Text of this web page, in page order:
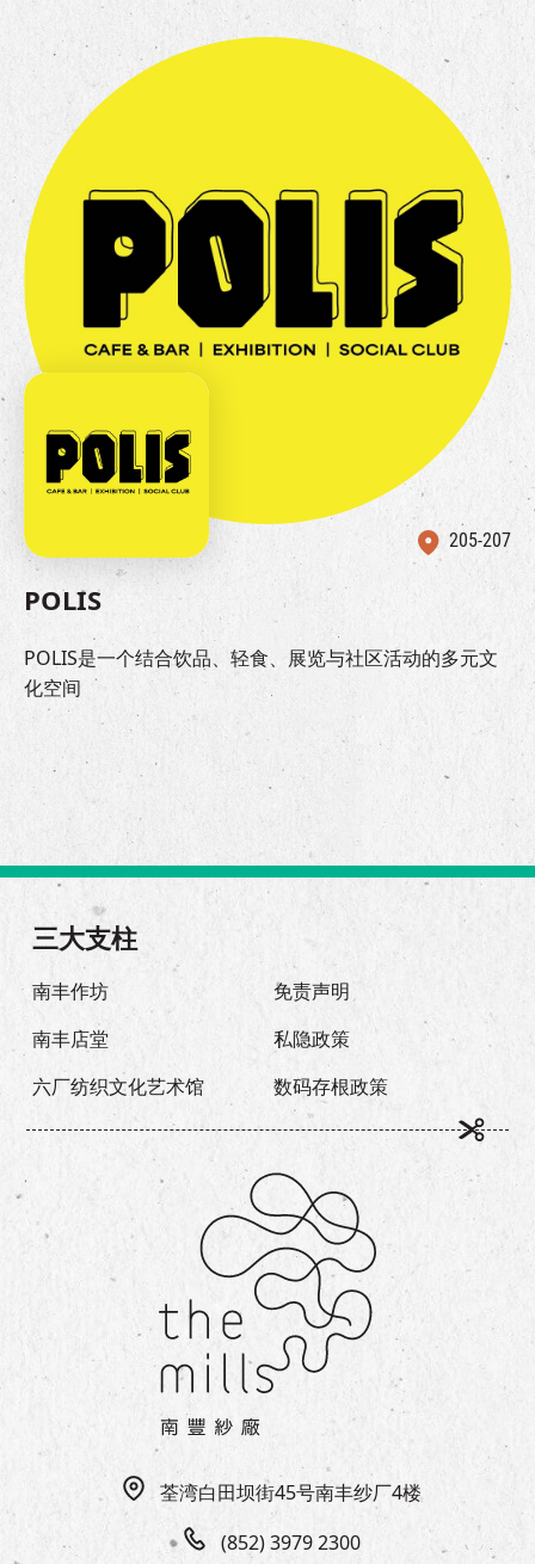
205-207
POLIS
POLIS是一个结合饮品、轻食、展览与社区活动的多元文
化空间
荃湾白田坝街45号南丰纱厂4楼
(852) 3979 2300
三大支柱
南丰作坊
南丰店堂
六厂纺织文化艺术馆
免责声明
私隐政策
数码存根政策